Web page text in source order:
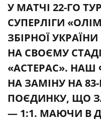
У МАТЧІ 22-ГО
СУПЕРЛІГИ
ЗБІРНОЇ
НА СВОЄМУ
«АСТЕРАС».
НА ЗАМІНУ НА
ПОЄДИНКУ, ЩО
— 1:1. МАЮЧИ В